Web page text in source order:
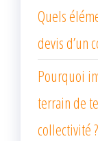
Quels
devis d’un
Pourquoi
terrain de
collectivité ?